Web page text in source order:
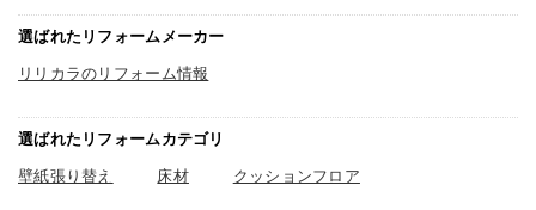
選ばれたリフォームメーカー
リリカラのリフォーム情報
選ばれたリフォームカテゴリ
壁紙張り替え 床材 クッションフロア